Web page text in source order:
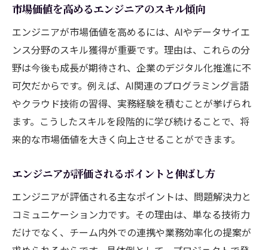
市場価値を高めるエンジニアのスキル傾向
エンジニアが市場価値を高めるには、AIやデータサイエ
ンス分野のスキル獲得が重要です。理由は、これらの分
野は今後も成長が期待され、企業のデジタル化推進に不
可欠だからです。例えば、AI関連のプログラミング言語
やクラウド技術の習得、実務経験を積むことが挙げられ
ます。こうしたスキルを段階的に学び続けることで、将
来的な市場価値を大きく向上させることができます。
エンジニアが評価されるポイントと伸ばし方
エンジニアが評価される主なポイントは、問題解決力と
コミュニケーション力です。その理由は、単なる技術力
だけでなく、チーム内外での連携や業務効率化の提案が